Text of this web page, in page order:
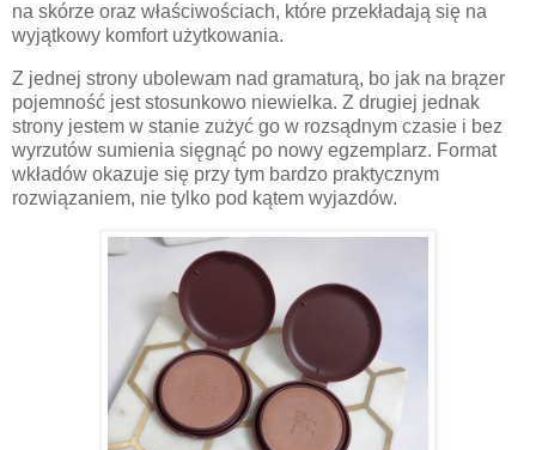
na skórze oraz właściwościach, które przekładają się na
wyjątkowy komfort użytkowania.
Z jednej strony ubolewam nad gramaturą, bo jak na brązer
pojemność jest stosunkowo niewielka. Z drugiej jednak
strony jestem w stanie zużyć go w rozsądnym czasie i bez
wyrzutów sumienia sięgnąć po nowy egzemplarz. Format
wkładów okazuje się przy tym bardzo praktycznym
rozwiązaniem, nie tylko pod kątem wyjazdów.